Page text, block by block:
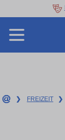
❯ FREIZEIT ❯